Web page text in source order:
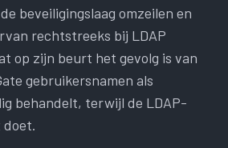
beveiligingslaag omzeilen en
rechtstreeks bij LDAP
op zijn beurt het gevolg is van
gebruikersnamen als
behandelt, terwijl de LDAP-